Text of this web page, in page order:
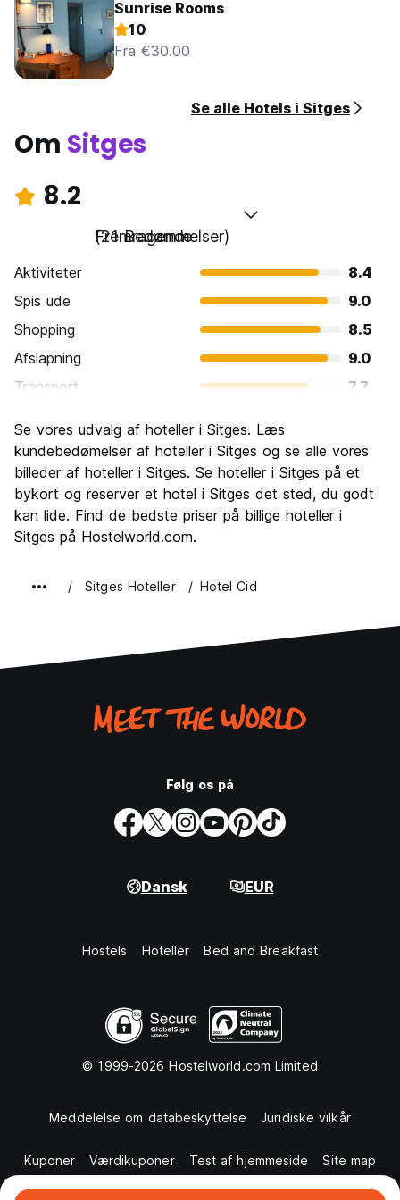
Sunrise Rooms
10
Fra €30.00
Se alle Hotels i Sitges
Om Sitges
8.2
Fremragende
(21 Bedømmelser)
Aktiviteter
8.4
Spis ude
9.0
Shopping
8.5
Afslapning
9.0
Transport
7.7
Kultur
7.6
Fester
9.2
Værdi for pengene
7.1
Se vores udvalg af hoteller i Sitges. Læs
kundebedømelser af hoteller i Sitges og se alle vores
billeder af hoteller i Sitges. Se hoteller i Sitges på et
bykort og reserver et hotel i Sitges det sted, du godt
kan lide. Find de bedste priser på billige hoteller i
Sitges på Hostelworld.com.
Sitges Hoteller Hotel Cid
Følg os på
Dansk EUR
Hostels Hoteller Bed and Breakfast
© 1999-2026 Hostelworld.com Limited
Meddelelse om databeskyttelse Juridiske vilkår
Kuponer Værdikuponer Test af hjemmeside Site map